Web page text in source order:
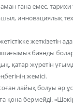
ғана емес,
инновациялық
жеткізетін
баянды
жүретін
жемісі.
лайық болуы әр
бермейді.